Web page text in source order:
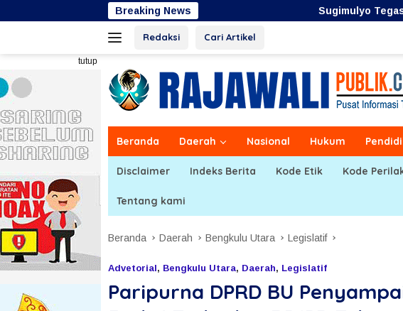
ke
Breaking News Sugimulyo Tegaskan Angka Rp34,8
Redaksi Cari Artikel
tutup
Beranda Daerah Nasional Hukum
Disclaimer Indeks Berita Kode Etik Kode
Tentang kami
Beranda Daerah Bengkulu Utara Legislatif
Advetorial, Bengkulu Utara, Daerah, Legislatif
Paripurna DPRD BU